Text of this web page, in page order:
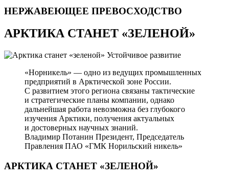
НЕРЖАВЕЮЩЕЕ ПРЕВОСХОДСТВО
АРКТИКА СТАНЕТ «ЗЕЛЕНОЙ»
Устойчивое развитие
«Норникель» — одно из ведущих промышленных
предприятий в Арктической зоне России.
С развитием этого региона связаны тактические
и стратегические планы компании, однако
дальнейшая работа невозможна без глубокого
изучения Арктики, получения актуальных
и достоверных научных знаний.
Владимир Потанин Президент, Председатель
Правления ПАО «ГМК Норильский никель»
АРКТИКА СТАНЕТ «ЗЕЛЕНОЙ»